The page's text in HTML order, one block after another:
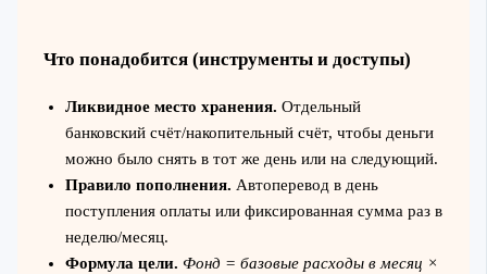
Что понадобится (инструменты и доступы)
Ликвидное место хранения. Отдельный
банковский счёт/накопительный счёт, чтобы деньги
можно было снять в тот же день или на следующий.
Правило пополнения. Автоперевод в день
поступления оплаты или фиксированная сумма раз в
неделю/месяц.
Формула цели. Фонд = базовые расходы в месяц ×